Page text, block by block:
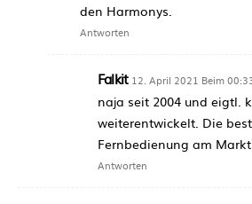
den Harmonys.
Antworten
Falkit 12. April 2021 Beim
naja seit 2004 und eigtl.
weiterentwickelt. Die
Fernbedienung am
Antworten